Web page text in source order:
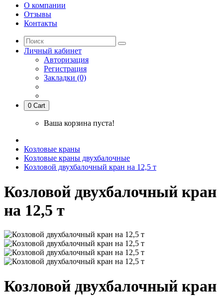
О компании
Отзывы
Контакты
Личный кабинет
Авторизация
Регистрация
Закладки (0)
0 Cart
Ваша корзина пуста!
Козловые краны
Козловые краны двухбалочные
Козловой двухбалочный кран на 12,5 т
Козловой двухбалочный кран
на 12,5 т
Козловой двухбалочный кран